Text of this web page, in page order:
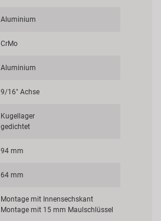
Aluminium
CrMo
Aluminium
9/16" Achse
Kugellager
gedichtet
94 mm
64 mm
Montage mit Innensechskant
Montage mit 15 mm Maulschlüssel